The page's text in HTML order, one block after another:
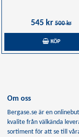
545 kr 500 kr
KÖP
Om oss
Bergase.se är en
kvalite från välkända
sortiment för att se till